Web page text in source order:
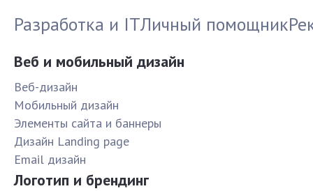
Разработка и ITЛичный помощник
Веб и мобильный дизайн
Веб-дизайн
Мобильный дизайн
Элементы сайта и баннеры
Дизайн Landing page
Email дизайн
Логотип и брендинг